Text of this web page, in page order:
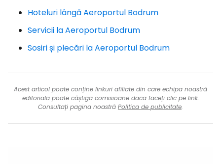
Hoteluri lângă Aeroportul Bodrum
Servicii la Aeroportul Bodrum
Sosiri și plecări la Aeroportul Bodrum
Acest articol poate conține linkuri afiliate din care echipa noastră
editorială poate câștiga comisioane dacă faceți clic pe link.
Consultați pagina noastră Politica de publicitate.